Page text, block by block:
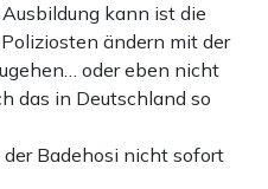
kann ist die
ändern mit der
oder eben nicht
das in Deutschland so
der Badehosi nicht sofort